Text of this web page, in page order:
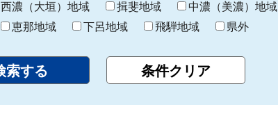
西濃（大垣）地域 揖斐地域 中濃（美濃）地域
恵那地域 下呂地域 飛騨地域 県外